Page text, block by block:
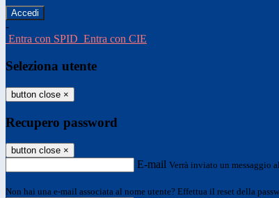
-
Entra con SPID Entra con CIE
Seleziona utente
button close ×
Recupero password
button close ×
E-mail Verrà inviato un messaggio
Non hai una e-mail associata al nome utente? Effettua il reset della